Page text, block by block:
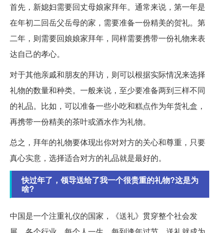
首先，新媳妇需要回丈母娘家拜年。通常来说，第一年是
在年初二回岳父岳母的家，需要准备一份精美的贺礼。第
二年，则需要回娘娘家拜年，同样需要携带一份礼物来表
达自己的孝心。
对于其他亲戚和朋友的拜访，则可以根据实际情况来选择
礼物的数量和种类。一般来说，至少要准备两到三样不同
的礼品。比如，可以准备一些小吃和糕点作为年货礼盒，
再携带一份精美的茶叶或酒水作为礼物。
总之，拜年的礼物要体现出你对对方的关心和尊重，只要
真心实意，选择适合对方的礼品就是最好的。
快过年了，领导送给了我一个很贵重的礼物?这是为
啥?
中国是一个注重礼仪的国家，《送礼》贯穿整个社会发